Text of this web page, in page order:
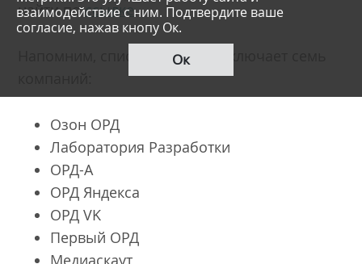
найти поссылке.
Напомним, список всех ОРД включает семь
Озон ОРД
Лаборатория Разработки
ОРД-А
ОРД Яндекса
ОРД VK
Первый ОРД
Медиаскаут
взаимодействие с ним. Подтвердите ваше
согласие, нажав кнопу Ок.
Ок